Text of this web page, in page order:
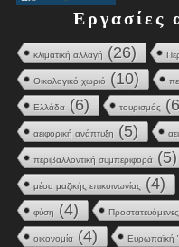
Εργασίες
κλιματική αλλαγή (26)
Οικολογικό χωριό (10)
Ελλάδα (6) τουρισμός
αειφορική ανάπτυξη (5)
περιβαλλοντική συμπεριφορά (5)
μέσα μαζικής επικοινωνίας (4)
φύση (4)
οικονομία (4) Ευρωπαϊκή